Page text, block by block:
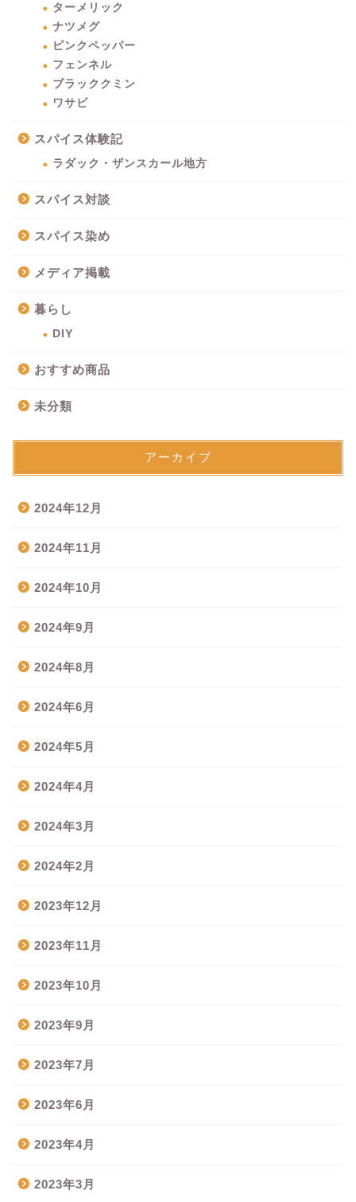
ターメリック
ナツメグ
ピンクペッパー
フェンネル
ブラッククミン
ワサビ
スパイス体験記
ラダック・ザンスカール地方
スパイス対談
スパイス染め
メディア掲載
暮らし
DIY
おすすめ商品
未分類
アーカイブ
2024年12月
2024年11月
2024年10月
2024年9月
2024年8月
2024年6月
2024年5月
2024年4月
2024年3月
2024年2月
2023年12月
2023年11月
2023年10月
2023年9月
2023年7月
2023年6月
2023年4月
2023年3月